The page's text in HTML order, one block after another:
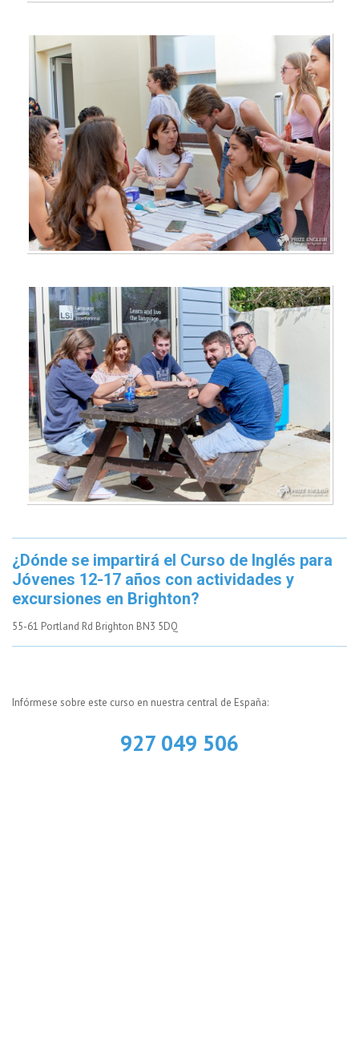
¿Dónde se impartirá el Curso de Inglés para
Jóvenes 12-17 años con actividades y
excursiones en Brighton?
55-61 Portland Rd Brighton BN3 5DQ
Infórmese sobre este curso en nuestra central de España:
927 049 506